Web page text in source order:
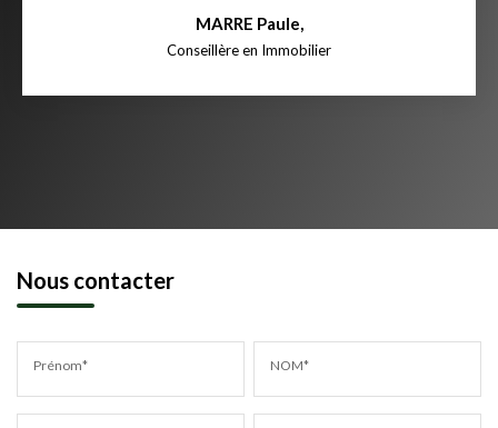
MARRE Paule,
Conseillère en Immobilier
Nous contacter
Prénom* NOM*